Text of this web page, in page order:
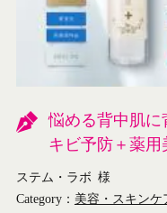
悩める背中肌に
キビ予防＋薬用
ステム・ラボ 様
Category： 美容・スキンケ